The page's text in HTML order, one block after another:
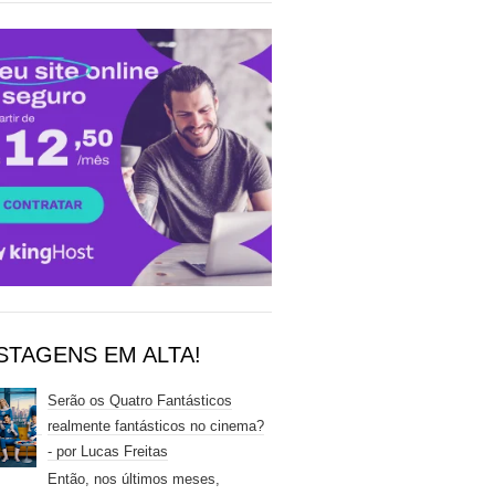
EM ALTA!
Serão os Quatro Fantásticos
realmente fantásticos no cinema?
- por Lucas Freitas
Então, nos últimos meses,